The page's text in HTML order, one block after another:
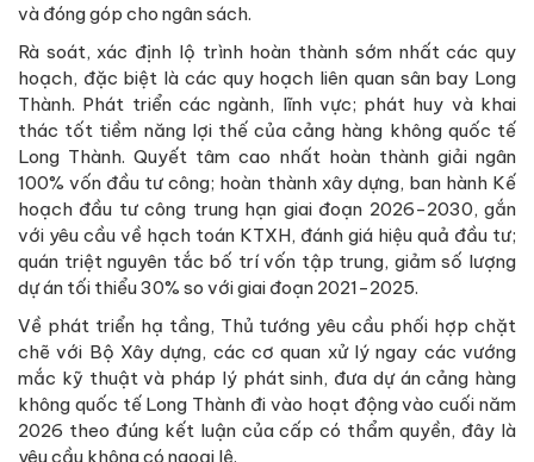
và đóng góp cho ngân sách.
Rà soát, xác định lộ trình hoàn thành sớm nhất các quy
hoạch, đặc biệt là các quy hoạch liên quan sân bay Long
Thành. Phát triển các ngành, lĩnh vực; phát huy và khai
thác tốt tiềm năng lợi thế của cảng hàng không quốc tế
Long Thành. Quyết tâm cao nhất hoàn thành giải ngân
100% vốn đầu tư công; hoàn thành xây dựng, ban hành Kế
hoạch đầu tư công trung hạn giai đoạn 2026-2030, gắn
với yêu cầu về hạch toán KTXH, đánh giá hiệu quả đầu tư;
quán triệt nguyên tắc bố trí vốn tập trung, giảm số lượng
dự án tối thiểu 30% so với giai đoạn 2021-2025.
Về phát triển hạ tầng, Thủ tướng yêu cầu phối hợp chặt
chẽ với Bộ Xây dựng, các cơ quan xử lý ngay các vướng
mắc kỹ thuật và pháp lý phát sinh, đưa dự án cảng hàng
không quốc tế Long Thành đi vào hoạt động vào cuối năm
2026 theo đúng kết luận của cấp có thẩm quyền, đây là
yêu cầu không có ngoại lệ.